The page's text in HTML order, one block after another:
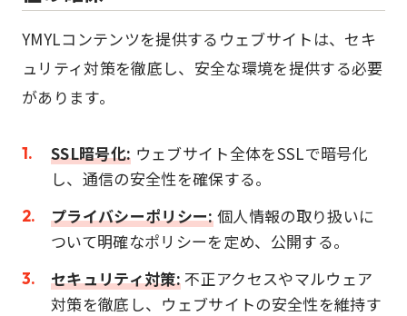
YMYLコンテンツを提供するウェブサイトは、セキ
ュリティ対策を徹底し、安全な環境を提供する必要
があります。
SSL暗号化: ウェブサイト全体をSSLで暗号化
し、通信の安全性を確保する。
プライバシーポリシー:個人情報の取り扱いに
ついて明確なポリシーを定め、公開する。
セキュリティ対策:不正アクセスやマルウェア
対策を徹底し、ウェブサイトの安全性を維持す